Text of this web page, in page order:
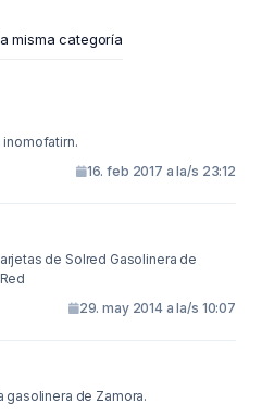
misma categoría
16. feb 2017 a la/s 23:12
Solred Gasolinera de
29. may 2014 a la/s 10:07
gasolinera de Zamora.